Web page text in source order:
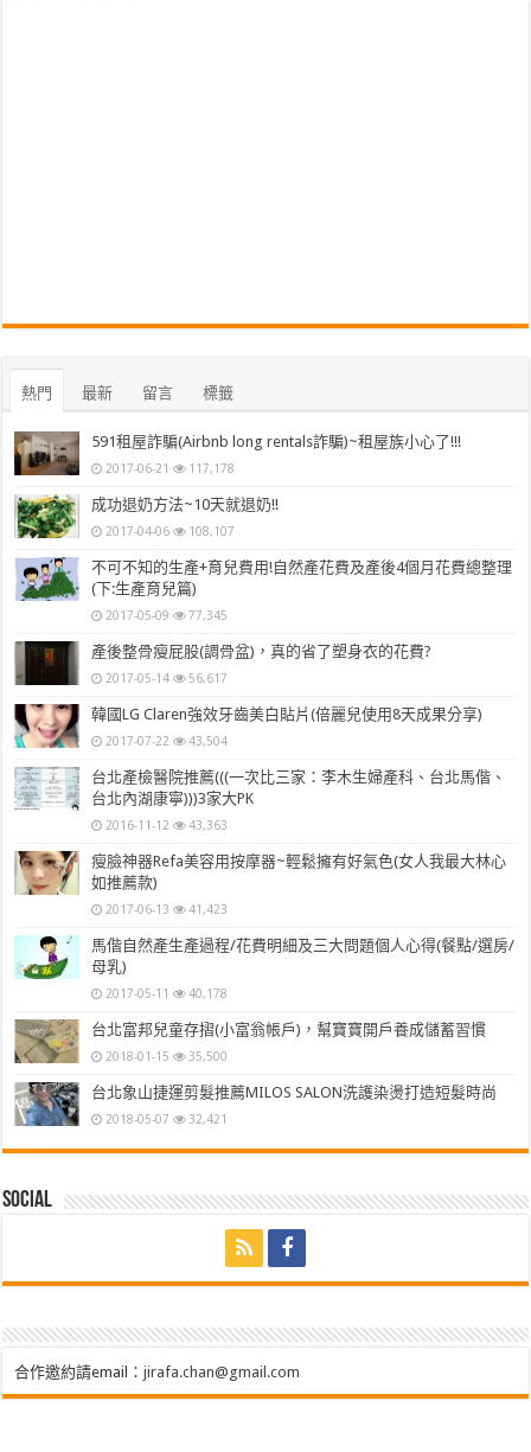
熱門 最新 留言 標籤
591租屋詐騙(Airbnb long rentals詐騙)~租屋族小心了!!!
2017-06-21 117,178
成功退奶方法~10天就退奶!!
2017-04-06 108,107
不可不知的生產+育兒費用!自然產花費及產後4個月花費總整理
(下:生產育兒篇)
2017-05-09 77,345
產後整骨瘦屁股(調骨盆)，真的省了塑身衣的花費?
2017-05-14 56,617
韓國LG Claren強效牙齒美白貼片(倍麗兒使用8天成果分享)
2017-07-22 43,504
台北產檢醫院推薦(((一次比三家：李木生婦產科、台北馬偕、
台北內湖康寧)))3家大PK
2016-11-12 43,363
瘦臉神器Refa美容用按摩器~輕鬆擁有好氣色(女人我最大林心
如推薦款)
2017-06-13 41,423
馬偕自然產生產過程/花費明細及三大問題個人心得(餐點/選房/
母乳)
2017-05-11 40,178
台北富邦兒童存摺(小富翁帳戶)，幫寶寶開戶養成儲蓄習慣
2018-01-15 35,500
台北象山捷運剪髮推薦MILOS SALON洗護染燙打造短髮時尚
2018-05-07 32,421
Social
合作邀約請email：jirafa.chan@gmail.com